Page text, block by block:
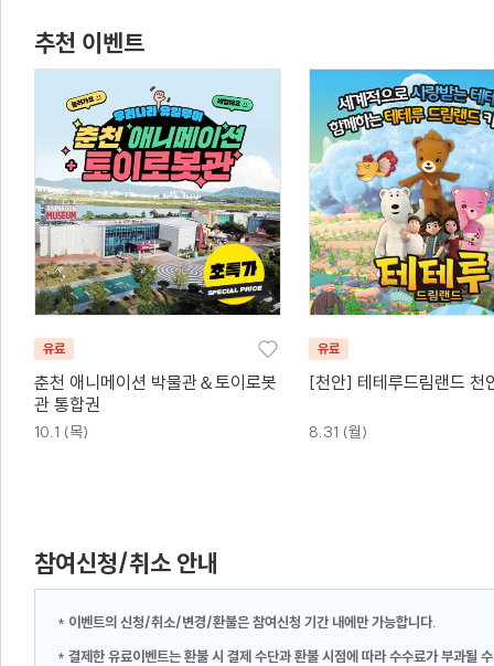
추천 이벤트
유료
춘천 애니메이션 박물관＆토이로봇
관 통합권
10.1 (목)
유료
[천안] 테테루드림랜드 천
8.31 (월)
참여신청/취소 안내
* 이벤트의 신청/취소/변경/환불은 참여신청 기간 내에만 가능합니다.
* 결제한 유료이벤트는 환불 시 결제 수단과 환불 시점에 따라 수수료가 부과될